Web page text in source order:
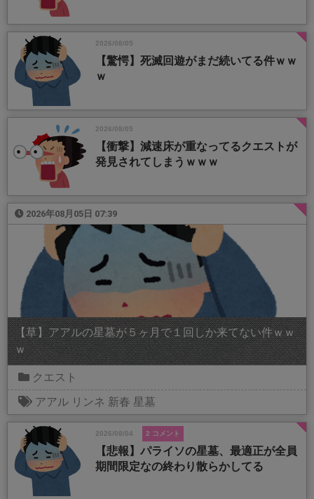
2026/08/05
【驚愕】死滅回遊がまだ続いてる件ｗｗ
ｗ
2026/08/05
【衝撃】減速床が重なってるクエストが
発見されてしまうｗｗｗ
2026年08月05日 07:39
【草】アアルの星墓が５ヶ月で１回しか来てない件ｗｗ
ｗ
クエスト
アアル リンネ 新春 星墓
2026/08/04 2 コメント
【悲報】パライソの星墓、最適正が全員
期間限定なの終わり散らかしてる